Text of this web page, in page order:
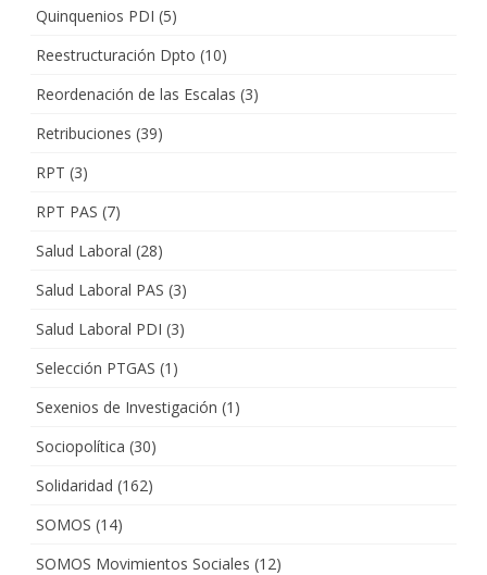
Quinquenios PDI (5)
Reestructuración Dpto (10)
Reordenación de las Escalas (3)
Retribuciones (39)
RPT (3)
RPT PAS (7)
Salud Laboral (28)
Salud Laboral PAS (3)
Salud Laboral PDI (3)
Selección PTGAS (1)
Sexenios de Investigación (1)
Sociopolítica (30)
Solidaridad (162)
SOMOS (14)
SOMOS Movimientos Sociales (12)